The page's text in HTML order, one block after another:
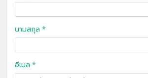
นามสกุล *
อีเมล *